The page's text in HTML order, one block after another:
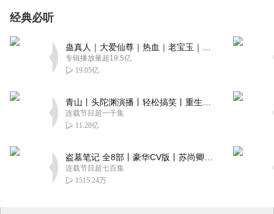
经典必听
专辑播放量超19.5亿
19.05亿
连载节目超一千集
11.28亿
连载节目超七百集
1515.24万